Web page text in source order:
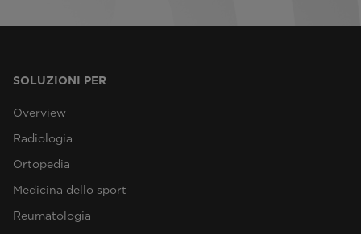
SOLUZIONI PER
Overview
Radiologia
Ortopedia
Medicina dello sport
Reumatologia